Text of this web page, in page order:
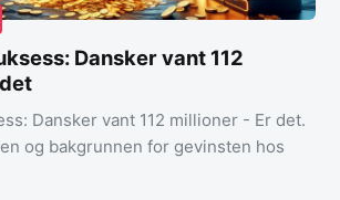
Dansker vant 112
Dansker vant 112 millioner - Er det.
og bakgrunnen for gevinsten hos